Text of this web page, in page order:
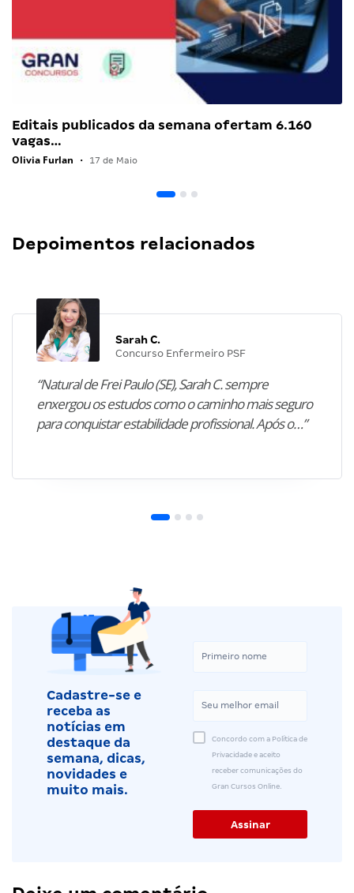
Editais publicados da semana ofertam 6.160
vagas…
Olivia Furlan • 17 de Maio
Depoimentos relacionados
Sarah C.
Concurso Enfermeiro PSF
“Natural de Frei Paulo (SE), Sarah C. sempre
enxergou os estudos como o caminho mais seguro
para conquistar estabilidade profissional. Após o…”
Cadastre-se e
receba as
notícias em
destaque da
semana, dicas,
novidades e
muito mais.
Concordo com a Política de
Privacidade e aceito
receber comunicações do
Gran Cursos Online.